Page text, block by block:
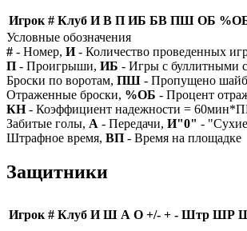
Игрок # Клуб И В П ИБ БВ ПШ ОБ
Условные обозначения
# - Номер, И- Количество проведенных
П - Проигрыши, ИБ - Игры с буллитными
Броски по воротам, ПШ - Пропущено
Отраженные броски, %ОБ - Процент
КН- Коэффициент надежности =
Забитые голы, А - Передачи, И"0" -
Штрафное время, ВП - Время на площадке
Защитники
Игрок # Клуб И Ш А О +/- + - Штр ШР